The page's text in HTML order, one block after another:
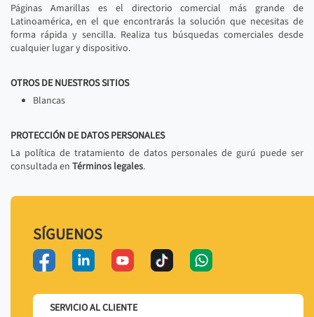
Páginas Amarillas es el directorio comercial más grande de
Latinoamérica, en el que encontrarás la solución que necesitas de
forma rápida y sencilla. Realiza tus búsquedas comerciales desde
cualquier lugar y dispositivo.
OTROS DE NUESTROS SITIOS
Blancas
PROTECCIÓN DE DATOS PERSONALES
La política de tratamiento de datos personales de gurú puede ser
consultada en Términos legales.
SÍGUENOS
SERVICIO AL CLIENTE